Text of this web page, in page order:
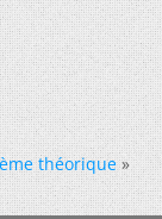
théorique »